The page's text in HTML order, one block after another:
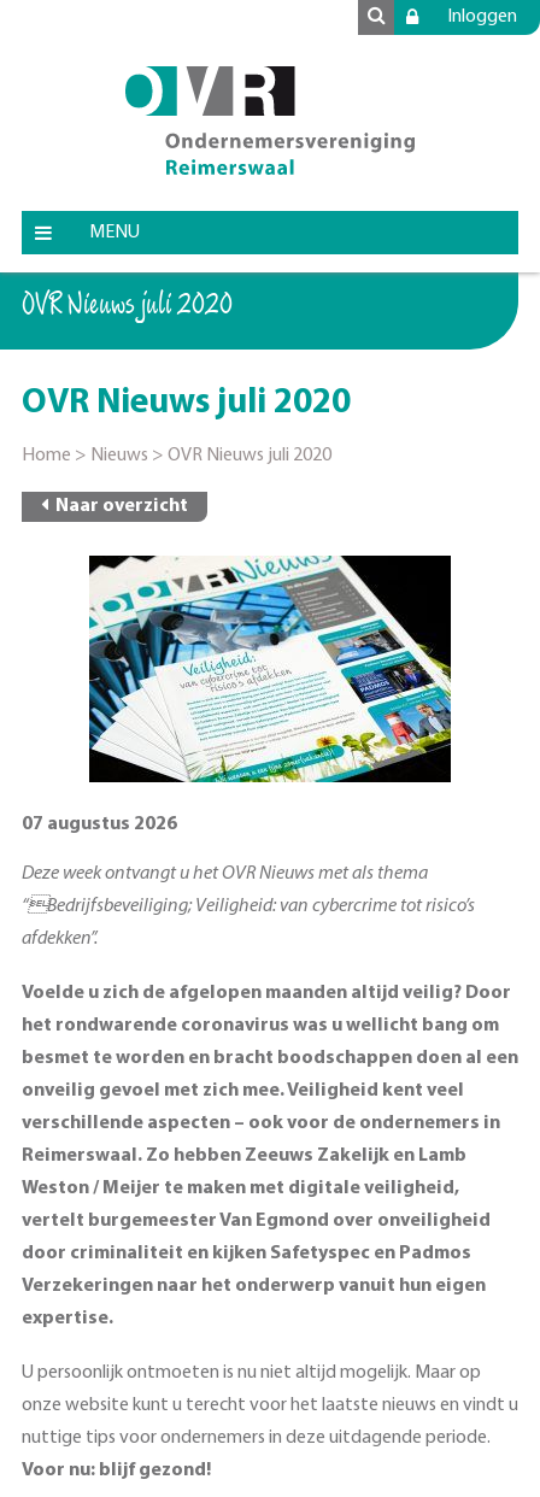
Inloggen
MENU
OVR Nieuws juli 2020
OVR Nieuws juli 2020
Home > Nieuws > OVR Nieuws juli 2020
Naar overzicht
07 augustus 2026
Deze week ontvangt u het OVR Nieuws met als thema
“Bedrijfsbeveiliging; Veiligheid: van cybercrime tot risico’s
afdekken”.
Voelde u zich de afgelopen maanden altijd veilig? Door
het rondwarende coronavirus was u wellicht bang om
besmet te worden en bracht boodschappen doen al een
onveilig gevoel met zich mee. Veiligheid kent veel
verschillende aspecten – ook voor de ondernemers in
Reimerswaal. Zo hebben Zeeuws Zakelijk en Lamb
Weston / Meijer te maken met digitale veiligheid,
vertelt burgemeester Van Egmond over onveiligheid
door criminaliteit en kijken Safetyspec en Padmos
Verzekeringen naar het onderwerp vanuit hun eigen
expertise.
U persoonlijk ontmoeten is nu niet altijd mogelijk. Maar op
onze website kunt u terecht voor het laatste nieuws en vindt u
nuttige tips voor ondernemers in deze uitdagende periode.
Voor nu: blijf gezond!